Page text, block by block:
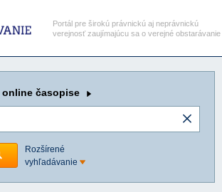
Portál pre širokú právnickú aj neprávnickú
verejnosť zaujímajúcu sa o verejné obstarávanie
online časopise
Rozšírené
vyhľadávanie